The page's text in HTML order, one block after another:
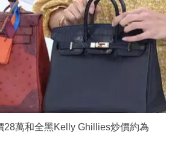
28萬和全黑Kelly Ghillies炒價約為